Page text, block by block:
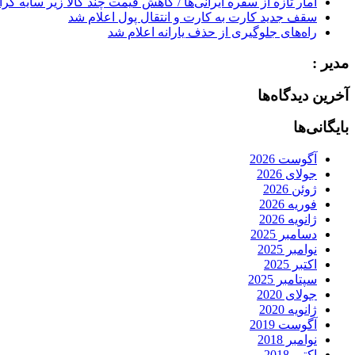
سقف جدید کارت به کارت و انتقال پول اعلام شد
راه‌های جلوگیری از حذف یارانه اعلام شد
مدیر :
آخرین دیدگاه‌ها
بایگانی‌ها
آگوست 2026
جولای 2026
ژوئن 2026
فوریه 2026
ژانویه 2026
دسامبر 2025
نوامبر 2025
اکتبر 2025
سپتامبر 2025
جولای 2020
ژانویه 2020
آگوست 2019
نوامبر 2018